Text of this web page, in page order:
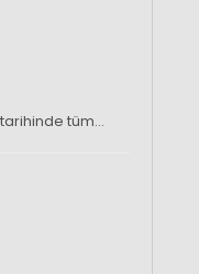
tarihinde tüm…